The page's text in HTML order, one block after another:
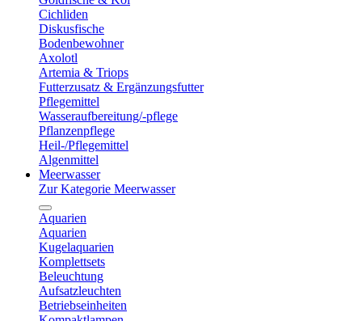
Cichliden
Diskusfische
Bodenbewohner
Axolotl
Artemia & Triops
Futterzusatz & Ergänzungsfutter
Pflegemittel
Wasseraufbereitung/-pflege
Pflanzenpflege
Heil-/Pflegemittel
Algenmittel
Meerwasser
Zur Kategorie Meerwasser
Aquarien
Aquarien
Kugelaquarien
Komplettsets
Beleuchtung
Aufsatzleuchten
Betriebseinheiten